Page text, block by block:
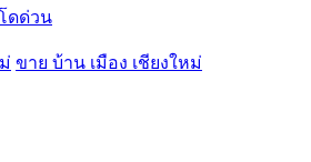
ดด่วน
ขาย บ้าน เมือง เชียงใหม่